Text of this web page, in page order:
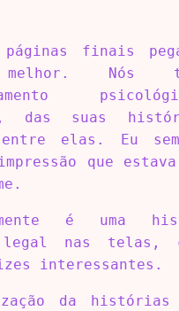
páginas finais
Nós
das suas
entre elas. Eu
impressão que
é uma
nas telas,
interessantes.
da